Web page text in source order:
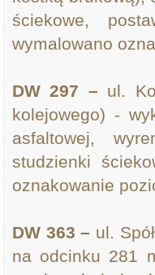
ściekowe,
wymalowano
DW 297 – ul.
kolejowego) -
asfaltowej,
studzienki
oznakowanie
DW 363 – ul.
na odcinku 281